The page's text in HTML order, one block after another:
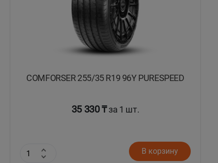
COMFORSER 255/35 R19 96Y PURESPEED
35 330 ₸за 1 шт.
В корзину